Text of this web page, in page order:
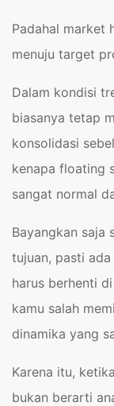
Padahal market
menuju target
Dalam kondisi
biasanya tetap
konsolidasi
kenapa floating
sangat normal
Bayangkan saja
tujuan, pasti
harus berhenti
kamu salah
dinamika yang
Karena itu,
bukan berarti